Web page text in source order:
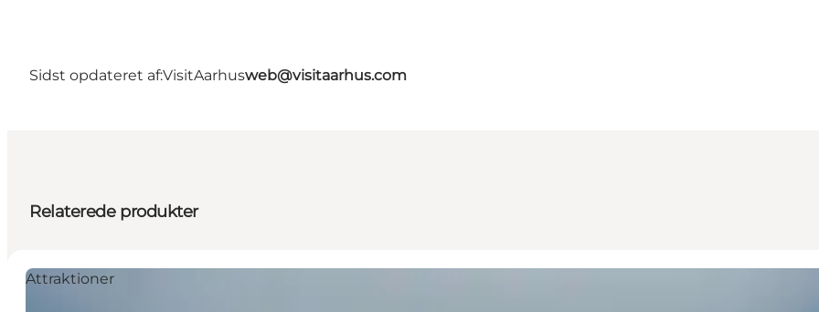
Sidst opdateret af:VisitAarhusweb@visitaarhus.com
Relaterede produkter
Attraktioner